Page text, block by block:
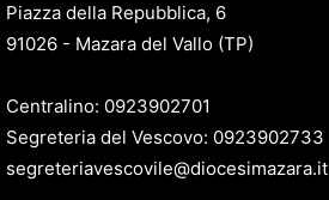
Piazza della Repubblica, 6
91026 - Mazara del Vallo (TP)
Centralino: 0923902701
Segreteria del Vescovo: 0923902733
segreteriavescovile@diocesimazara.it